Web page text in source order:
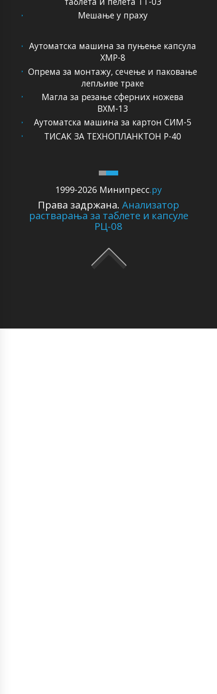
Мешање у праху
1999-2026 Минипресс.ру
Права задржана. Анализатор
растварања за таблете и капсуле
РЦ-08
Аутоматска машина за пуњење капсула
ХМР-8
Опрема за монтажу, сечење и паковање
лепљиве траке
Магла за резање сферних ножева
ВХМ-13
Аутоматска машина за картон СИМ-5
ТИСАК ЗА ТЕХНОПЛАНКТОН Р-40